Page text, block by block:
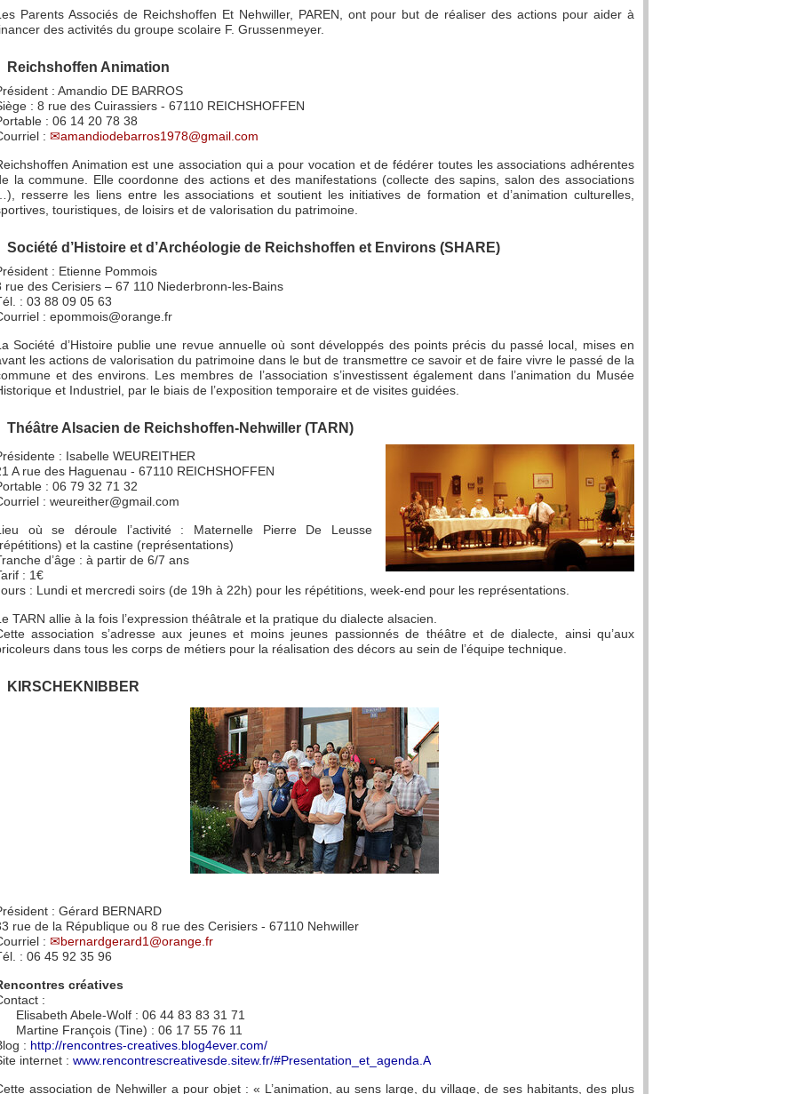
Parents Associés de Reichshoffen Et Nehwiller, PAREN, ont pour but de réaliser des actions pour aider à
des activités du groupe scolaire F. Grussenmeyer.
Reichshoffen Animation
: Amandio DE BARROS
: 8 rue des Cuirassiers - 67110 REICHSHOFFEN
: 06 14 20 78 38
:
amandiodebarros1978@gmail.com
Animation est une association qui a pour vocation et de fédérer toutes les associations adhérentes
la commune. Elle coordonne des actions et des manifestations (collecte des sapins, salon des associations
resserre les liens entre les associations et soutient les initiatives de formation et d’animation culturelles,
touristiques, de loisirs et de valorisation du patrimoine.
Société d’Histoire et d’Archéologie de Reichshoffen et Environs (SHARE)
: Etienne Pommois
rue des Cerisiers – 67 110 Niederbronn-les-Bains
: 03 88 09 05 63
: epommois@orange.fr
Société d’Histoire publie une revue annuelle où sont développés des points précis du passé local, mises en
les actions de valorisation du patrimoine dans le but de transmettre ce savoir et de faire vivre le passé de la
et des environs. Les membres de l’association s’investissent également dans l’animation du Musée
et Industriel, par le biais de l’exposition temporaire et de visites guidées.
Théâtre Alsacien de Reichshoffen-Nehwiller (TARN)
: Isabelle WEUREITHER
A rue des Haguenau - 67110 REICHSHOFFEN
: 06 79 32 71 32
: weureither@gmail.com
où se déroule l’activité : Maternelle Pierre De Leusse
et la castine (représentations)
d’âge : à partir de 6/7 ans
: 1€
: Lundi et mercredi soirs (de 19h à 22h) pour les répétitions, week-end pour les représentations.
TARN allie à la fois l’expression théâtrale et la pratique du dialecte alsacien.
association s’adresse aux jeunes et moins jeunes passionnés de théâtre et de dialecte, ainsi qu’aux
dans tous les corps de métiers pour la réalisation des décors au sein de l’équipe technique.
KIRSCHEKNIBBER
: Gérard BERNARD
rue de la République ou 8 rue des Cerisiers - 67110 Nehwiller
:
bernardgerard1@orange.fr
: 06 45 92 35 96
créatives
:
Elisabeth Abele-Wolf : 06 44 83 83 31 71
Martine François (Tine) : 06 17 55 76 11
: http://rencontres-creatives.blog4ever.com/
internet : www.rencontrescreativesde.sitew.fr/#Presentation_et_agenda.A
association de Nehwiller a pour objet : « L’animation, au sens large, du village, de ses habitants, des plus